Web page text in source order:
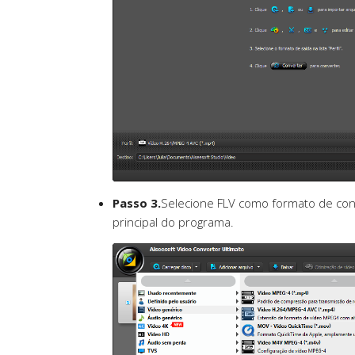
Passo 3.Selecione FLV como formato de
principal do programa.